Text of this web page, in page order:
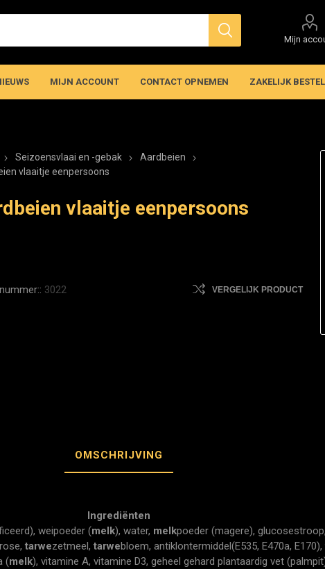
Mijn
MIJN ACCOUNT CONTACT OPNEMEN ZAKELIJK
Seizoensvlaai en -gebak
Aardbeien
vlaaitje eenpersoons
vlaaitje eenpersoons
VERGELIJK PRODUCT
3022
OMSCHRIJVING
Ingrediënten
weipoeder (melk), water, melkpoeder (magere),
tarwezetmeel, tarwebloem, antiklontermiddel(E535, E470a, E170),
(melk), vitamine A, vitamine D3, geheel gehard plantaardig vet